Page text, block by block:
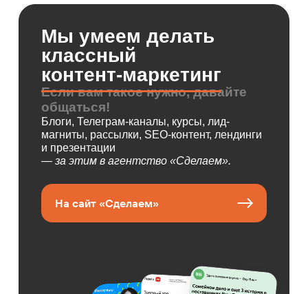
Мы умеем делать
классный
контент-маркетинг
Если вам такое нужно, давайте
общаться!
Блоги, Телеграм-каналы, курсы, лид-
магниты, рассылки, SEO-контент, лендинги
и презентации
— за этим в агентство «Сделаем».
На сайт «Сделаем»